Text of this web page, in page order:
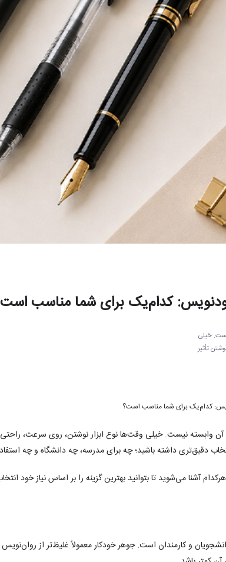
کدام‌یک برای شما مناسب
خیلی
تأثیر
کدام‌یک برای شما مناسب است؟
وابسته نیست. خیلی وقت‌ها نوع ابزار نوشتن، روی سرعت،
دقیق‌تری داشته باشید؛ چه برای مدرسه، چه دانشگاه و چه
هرکدام آشنا می‌شوید تا بتوانید بهترین گزینه را بر اساس نیاز خود
دانشجویان و کارمندان است. جوهر خودکار معمولاً غلیظ‌تر از